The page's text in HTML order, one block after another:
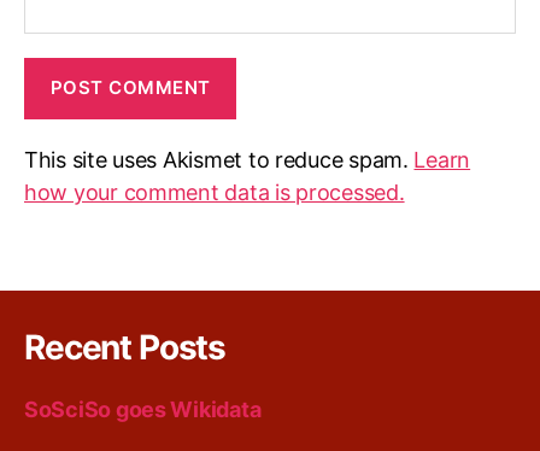
This site uses Akismet to reduce spam. Learn
how your comment data is processed.
Recent Posts
SoSciSo goes Wikidata